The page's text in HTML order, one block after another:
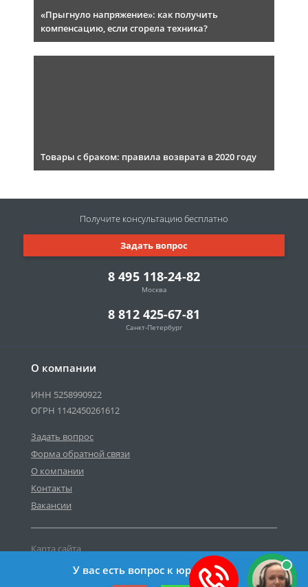
«Прыгнуло напряжение»: как получить
компенсацию, если сгорела техника?
Товары с браком: правила возврата в 2020 году
О компании
ИНН 5258990922
ОГРН 1142450261612
Задать вопрос
Форма обратной связи
О компании
Контакты
Вакансии
Карта сайта
Политика персональных данных
8 495 118-24-82
Москва
8 812 425-67-81
Санкт-Петербург
Задать вопрос
Получите консультациюбесплатно
У вас есть вопрос к юристу?